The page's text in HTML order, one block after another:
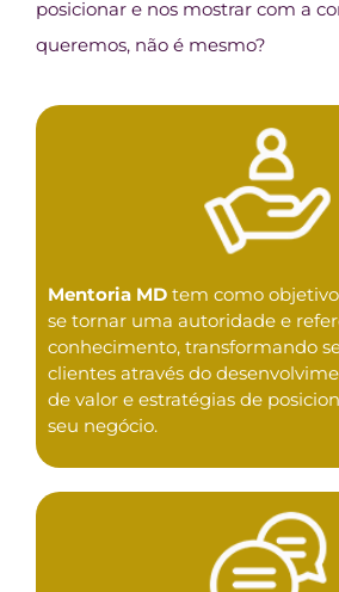
posicionar e nos mostrar com a
queremos, não é mesmo?
Mentoria MD tem como
se tornar uma autoridade e
conhecimento, transformando
clientes através do
de valor e estratégias de
seu negócio.